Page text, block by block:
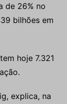
de 26% no
bilhões em
hoje 7.321
explica, na